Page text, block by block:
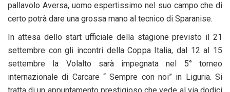
pallavolo Aversa, uomo espertissimo nel suo campo che di
certo potrà dare una grossa mano al tecnico di Sparanise.
In attesa dello start ufficiale della stagione previsto il 21
settembre con gli incontri della Coppa Italia, dal 12 al 15
settembre la Volalto sarà impegnata nel 5° torneo
internazionale di Carcare “ Sempre con noi” in Liguria. Si